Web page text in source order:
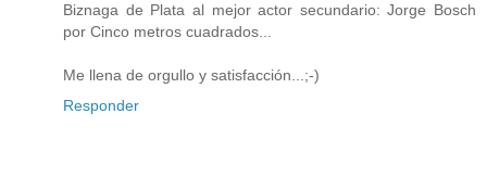
Biznaga de Plata al mejor actor secundario: Jorge Bosch
por Cinco metros cuadrados...
Me llena de orgullo y satisfacción...;-)
Responder